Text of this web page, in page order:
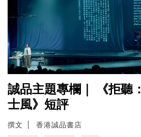
誠品主題專欄｜ 《拒聽
士風》短評
撰文 香港誠品書店